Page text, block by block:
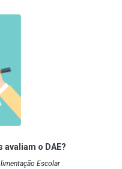
o DAE?
Escolar